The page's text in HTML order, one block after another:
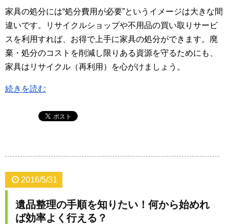
家具の処分には“処分費用が必要”というイメージは大きな間
違いです。リサイクルショップや不用品の買い取りサービ
スを利用すれば、お得で上手に家具の処分ができます。廃
棄・処分のコストを削減し限りある資源を守るためにも、
家具はリサイクル（再利用）を心がけましょう。
続きを読む
2016/5/31
遺品整理の手順を知りたい！何から始めれ
ば効率よく行える？